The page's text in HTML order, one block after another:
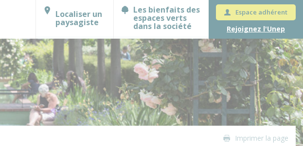
Localiser un
paysagiste
Les bienfaits des
espaces verts
dans la société
Espace adhérent
Rejoignez l'Unep
Imprimer la page